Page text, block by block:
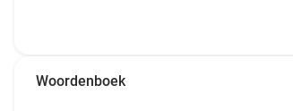
Woordenboek